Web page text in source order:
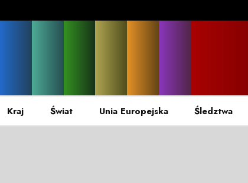
Kraj Świat Unia Europejska Śledztwa